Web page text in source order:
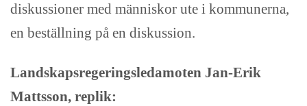
diskussioner med människor ute i kommunerna,
en beställning på en diskussion.
Landskapsregeringsledamoten Jan-Erik
Mattsson, replik: